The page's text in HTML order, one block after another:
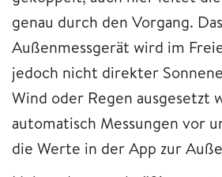
genau durch den Vorgang. Das
Außenmessgerät wird im
jedoch nicht direkter
Wind oder Regen ausgesetzt
automatisch Messungen vor
die Werte in der App zur